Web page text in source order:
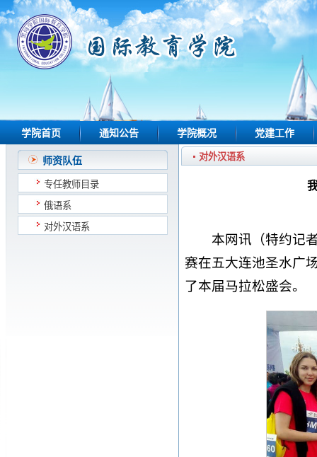
学院首页 通知公告 学院概况 党建工作
师资队伍
专任教师目录
俄语系
对外汉语系
对外汉语系
本网讯（特约记
赛在五大连池圣水广
了本届马拉松盛会。